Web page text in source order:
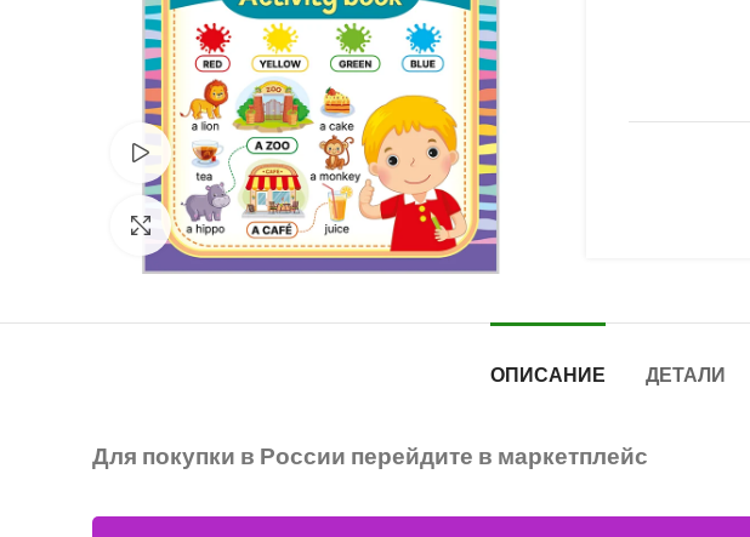
Смотреть видео
Нажмите, чтобы увеличить
ОПИСАНИЕ ДЕТАЛИ
Для покупки в России перейдите в маркетплейс